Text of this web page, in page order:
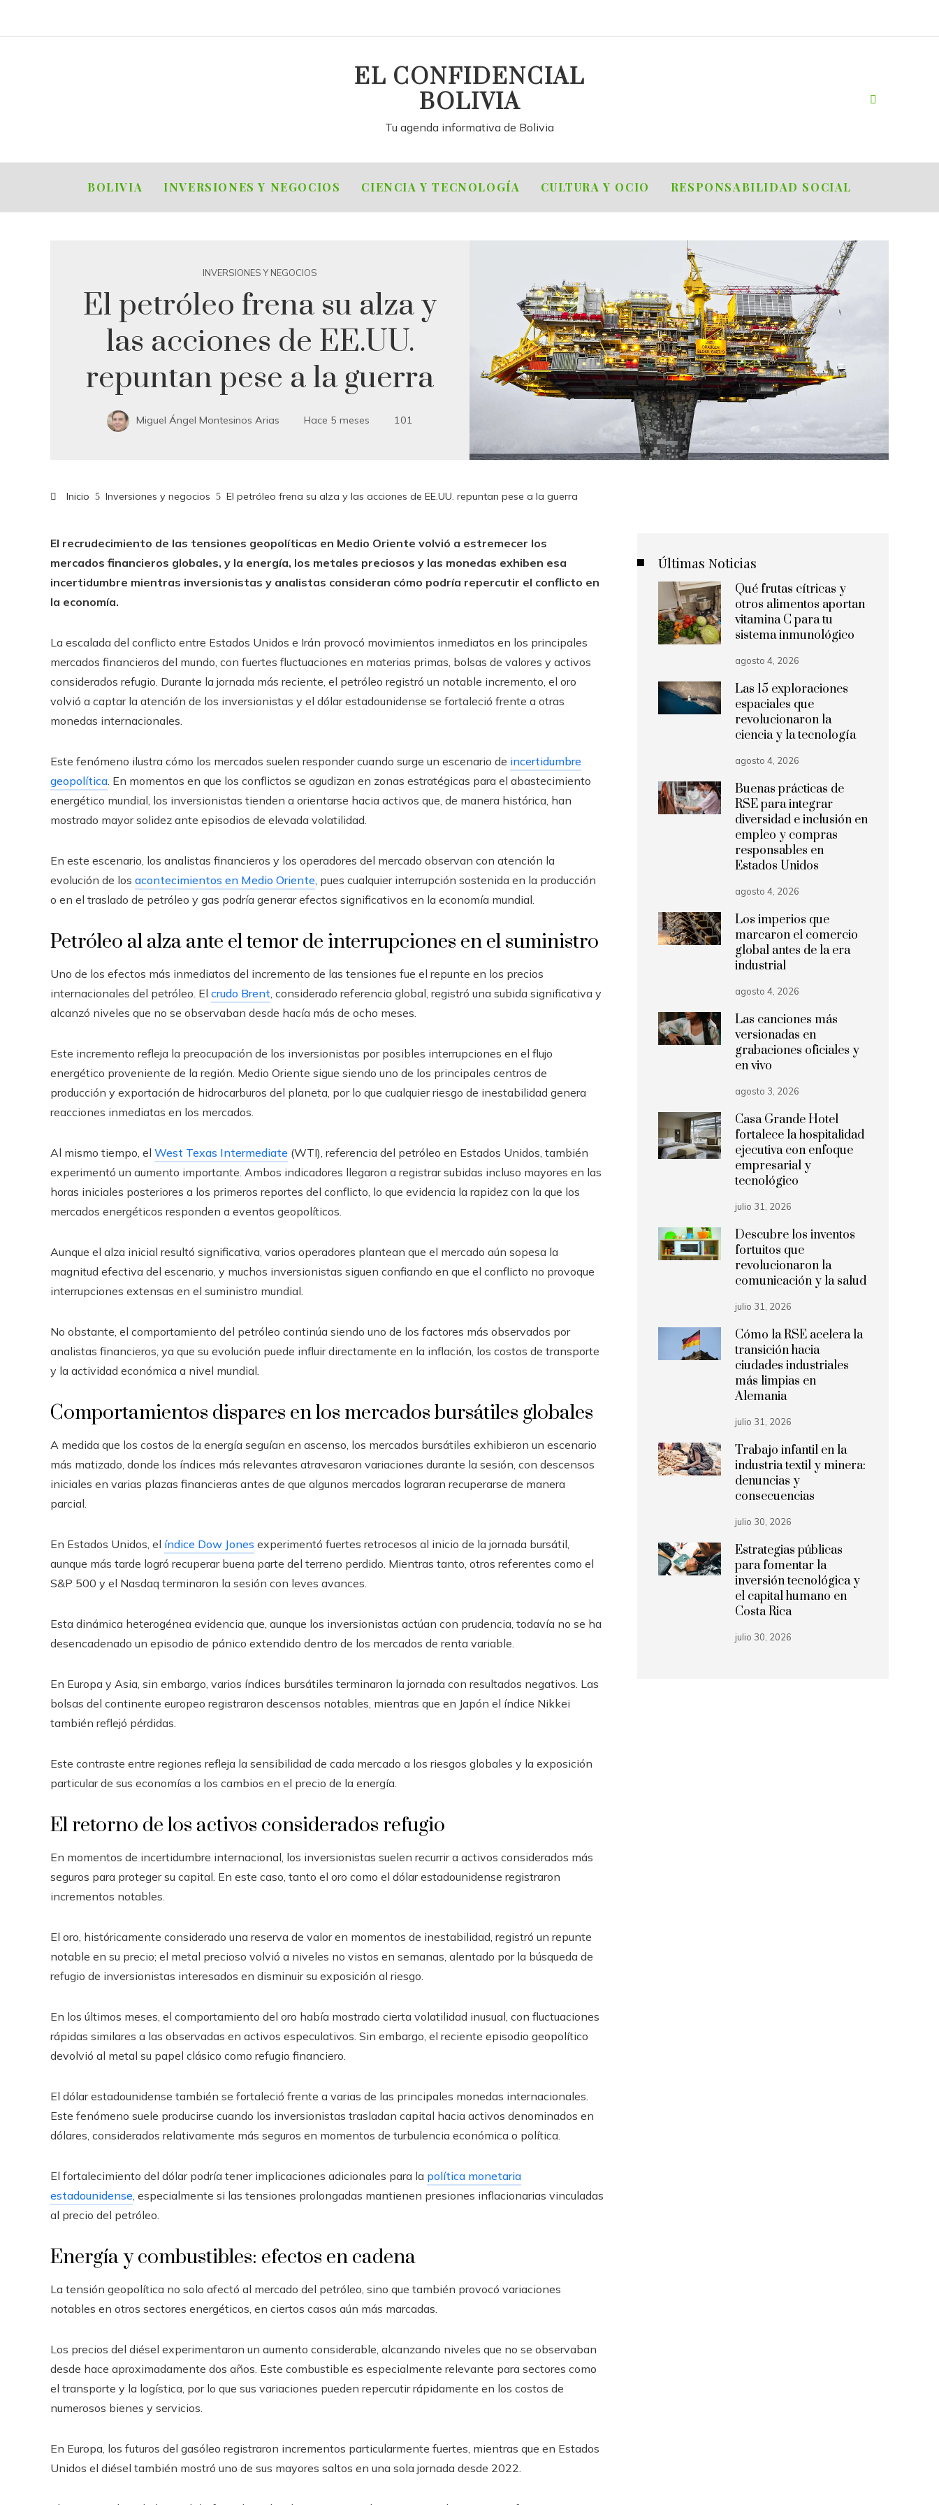
EL CONFIDENCIAL
BOLIVIA
Tu agenda informativa de Bolivia
BOLIVIA INVERSIONES Y NEGOCIOS CIENCIA Y TECNOLOGÍA CULTURA Y OCIO RESPONSABILIDAD SOCIAL
INVERSIONES Y NEGOCIOS
El petróleo frena su alza y
las acciones de EE.UU.
repuntan pese a la guerra
Miguel Ángel Montesinos Arias Hace 5 meses 101
Inicio Inversiones y negocios El petróleo frena su alza y las acciones de EE.UU. repuntan pese a la guerra
El recrudecimiento de las tensiones geopolíticas en Medio Oriente volvió a estremecer los
mercados financieros globales, y la energía, los metales preciosos y las monedas exhiben esa
incertidumbre mientras inversionistas y analistas consideran cómo podría repercutir el conflicto en
la economía.
La escalada del conflicto entre Estados Unidos e Irán provocó movimientos inmediatos en los principales
mercados financieros del mundo, con fuertes fluctuaciones en materias primas, bolsas de valores y activos
considerados refugio. Durante la jornada más reciente, el petróleo registró un notable incremento, el oro
volvió a captar la atención de los inversionistas y el dólar estadounidense se fortaleció frente a otras
monedas internacionales.
Este fenómeno ilustra cómo los mercados suelen responder cuando surge un escenario de incertidumbre
geopolítica . En momentos en que los conflictos se agudizan en zonas estratégicas para el abastecimiento
energético mundial, los inversionistas tienden a orientarse hacia activos que, de manera histórica, han
mostrado mayor solidez ante episodios de elevada volatilidad.
En este escenario, los analistas financieros y los operadores del mercado observan con atención la
evolución de los acontecimientos en Medio Oriente , pues cualquier interrupción sostenida en la producción
o en el traslado de petróleo y gas podría generar efectos significativos en la economía mundial.
Petróleo al alza ante el temor de interrupciones en el suministro
Uno de los efectos más inmediatos del incremento de las tensiones fue el repunte en los precios
internacionales del petróleo. El crudo Brent , considerado referencia global, registró una subida significativa y
alcanzó niveles que no se observaban desde hacía más de ocho meses.
Este incremento refleja la preocupación de los inversionistas por posibles interrupciones en el flujo
energético proveniente de la región. Medio Oriente sigue siendo uno de los principales centros de
producción y exportación de hidrocarburos del planeta, por lo que cualquier riesgo de inestabilidad genera
reacciones inmediatas en los mercados.
Al mismo tiempo, el West Texas Intermediate (WTI), referencia del petróleo en Estados Unidos, también
experimentó un aumento importante. Ambos indicadores llegaron a registrar subidas incluso mayores en las
horas iniciales posteriores a los primeros reportes del conflicto, lo que evidencia la rapidez con la que los
mercados energéticos responden a eventos geopolíticos.
Aunque el alza inicial resultó significativa, varios operadores plantean que el mercado aún sopesa la
magnitud efectiva del escenario, y muchos inversionistas siguen confiando en que el conflicto no provoque
interrupciones extensas en el suministro mundial.
No obstante, el comportamiento del petróleo continúa siendo uno de los factores más observados por
analistas financieros, ya que su evolución puede influir directamente en la inflación, los costos de transporte
y la actividad económica a nivel mundial.
Comportamientos dispares en los mercados bursátiles globales
A medida que los costos de la energía seguían en ascenso, los mercados bursátiles exhibieron un escenario
más matizado, donde los índices más relevantes atravesaron variaciones durante la sesión, con descensos
iniciales en varias plazas financieras antes de que algunos mercados lograran recuperarse de manera
parcial.
En Estados Unidos, el índice Dow Jones experimentó fuertes retrocesos al inicio de la jornada bursátil,
aunque más tarde logró recuperar buena parte del terreno perdido. Mientras tanto, otros referentes como el
S&P 500 y el Nasdaq terminaron la sesión con leves avances.
Esta dinámica heterogénea evidencia que, aunque los inversionistas actúan con prudencia, todavía no se ha
desencadenado un episodio de pánico extendido dentro de los mercados de renta variable.
En Europa y Asia, sin embargo, varios índices bursátiles terminaron la jornada con resultados negativos. Las
bolsas del continente europeo registraron descensos notables, mientras que en Japón el índice Nikkei
también reflejó pérdidas.
Este contraste entre regiones refleja la sensibilidad de cada mercado a los riesgos globales y la exposición
particular de sus economías a los cambios en el precio de la energía.
El retorno de los activos considerados refugio
En momentos de incertidumbre internacional, los inversionistas suelen recurrir a activos considerados más
seguros para proteger su capital. En este caso, tanto el oro como el dólar estadounidense registraron
incrementos notables.
El oro, históricamente considerado una reserva de valor en momentos de inestabilidad, registró un repunte
notable en su precio; el metal precioso volvió a niveles no vistos en semanas, alentado por la búsqueda de
refugio de inversionistas interesados en disminuir su exposición al riesgo.
En los últimos meses, el comportamiento del oro había mostrado cierta volatilidad inusual, con fluctuaciones
rápidas similares a las observadas en activos especulativos. Sin embargo, el reciente episodio geopolítico
devolvió al metal su papel clásico como refugio financiero.
El dólar estadounidense también se fortaleció frente a varias de las principales monedas internacionales.
Este fenómeno suele producirse cuando los inversionistas trasladan capital hacia activos denominados en
dólares, considerados relativamente más seguros en momentos de turbulencia económica o política.
El fortalecimiento del dólar podría tener implicaciones adicionales para la política monetaria
estadounidense , especialmente si las tensiones prolongadas mantienen presiones inflacionarias vinculadas
al precio del petróleo.
Energía y combustibles: efectos en cadena
La tensión geopolítica no solo afectó al mercado del petróleo, sino que también provocó variaciones
notables en otros sectores energéticos, en ciertos casos aún más marcadas.
Los precios del diésel experimentaron un aumento considerable, alcanzando niveles que no se observaban
desde hace aproximadamente dos años. Este combustible es especialmente relevante para sectores como
el transporte y la logística, por lo que sus variaciones pueden repercutir rápidamente en los costos de
numerosos bienes y servicios.
En Europa, los futuros del gasóleo registraron incrementos particularmente fuertes, mientras que en Estados
Unidos el diésel también mostró uno de sus mayores saltos en una sola jornada desde 2022.
Últimas Noticias
Qué frutas cítricas y
otros alimentos aportan
vitamina C para tu
sistema inmunológico
agosto 4, 2026
Las 15 exploraciones
espaciales que
revolucionaron la
ciencia y la tecnología
agosto 4, 2026
Buenas prácticas de
RSE para integrar
diversidad e inclusión en
empleo y compras
responsables en
Estados Unidos
agosto 4, 2026
Los imperios que
marcaron el comercio
global antes de la era
industrial
agosto 4, 2026
Las canciones más
versionadas en
grabaciones oficiales y
en vivo
agosto 3, 2026
Casa Grande Hotel
fortalece la hospitalidad
ejecutiva con enfoque
empresarial y
tecnológico
julio 31, 2026
Descubre los inventos
fortuitos que
revolucionaron la
comunicación y la salud
julio 31, 2026
Cómo la RSE acelera la
transición hacia
ciudades industriales
más limpias en
Alemania
julio 31, 2026
Trabajo infantil en la
industria textil y minera:
denuncias y
consecuencias
julio 30, 2026
Estrategias públicas
para fomentar la
inversión tecnológica y
el capital humano en
Costa Rica
julio 30, 2026